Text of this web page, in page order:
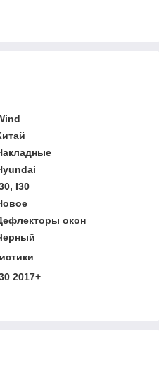
I30
окон
2017+